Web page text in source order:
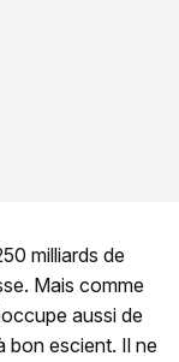
milliards de
Mais comme
aussi de
bon escient. Il ne